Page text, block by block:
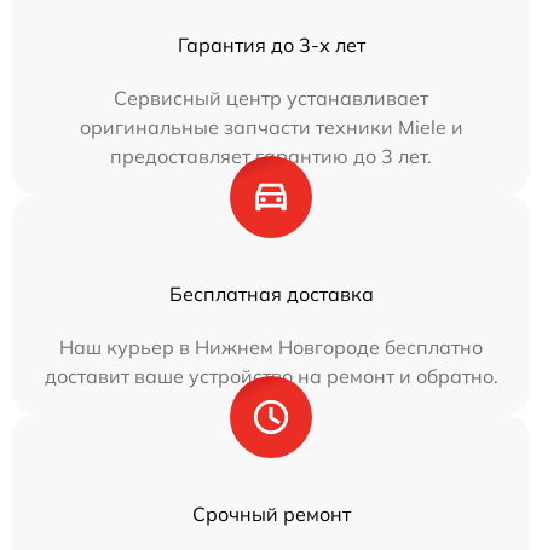
Гарантия до 3-х лет
Сервисный центр устанавливает
оригинальные запчасти техники Miele и
предоставляет гарантию до 3 лет.
Бесплатная доставка
Наш курьер в Нижнем Новгороде бесплатно
доставит ваше устройство на ремонт и обратно.
Срочный ремонт